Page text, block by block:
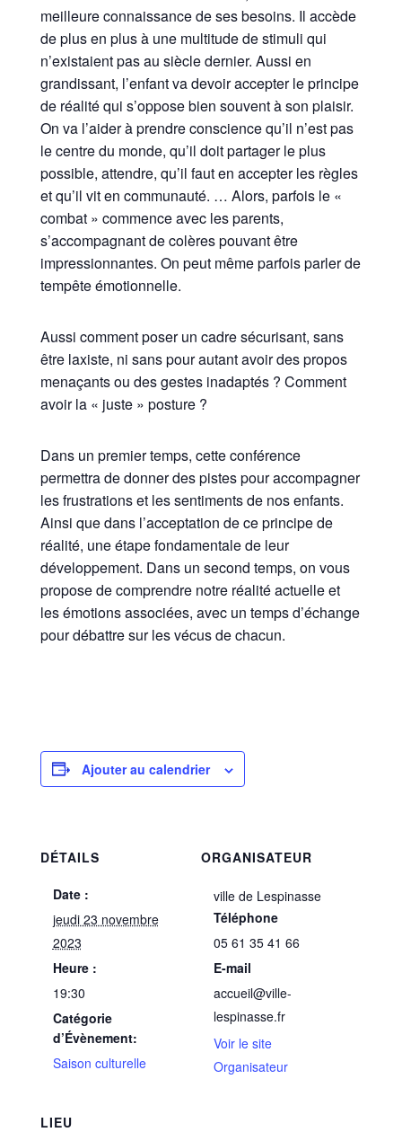
meilleure connaissance de ses besoins. Il accède
de plus en plus à une multitude de stimuli qui
n’existaient pas au siècle dernier. Aussi en
grandissant, l’enfant va devoir accepter le principe
de réalité qui s’oppose bien souvent à son plaisir.
On va l’aider à prendre conscience qu’il n’est pas
le centre du monde, qu’il doit partager le plus
possible, attendre, qu’il faut en accepter les règles
et qu’il vit en communauté. … Alors, parfois le «
combat » commence avec les parents,
s’accompagnant de colères pouvant être
impressionnantes. On peut même parfois parler de
tempête émotionnelle.
Aussi comment poser un cadre sécurisant, sans
être laxiste, ni sans pour autant avoir des propos
menaçants ou des gestes inadaptés ? Comment
avoir la « juste » posture ?
Dans un premier temps, cette conférence
permettra de donner des pistes pour accompagner
les frustrations et les sentiments de nos enfants.
Ainsi que dans l’acceptation de ce principe de
réalité, une étape fondamentale de leur
développement. Dans un second temps, on vous
propose de comprendre notre réalité actuelle et
les émotions associées, avec un temps d’échange
pour débattre sur les vécus de chacun.
Ajouter au calendrier
DÉTAILS
Date :
jeudi 23 novembre
2023
Heure :
19:30
Catégorie
d’Évènement:
Saison culturelle
LIEU
ORGANISATEUR
ville de Lespinasse
Téléphone
05 61 35 41 66
E-mail
accueil@ville-
lespinasse.fr
Voir le site
Organisateur